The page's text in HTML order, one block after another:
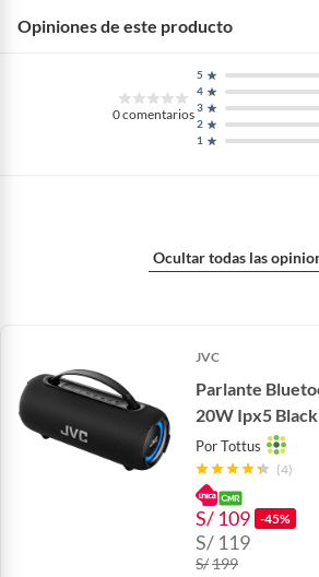
Opiniones de este producto
0comentarios
1
2
3
4
5
Ocultar todas las
JVC
Parlante
20W Ipx5 Black
PorTottus
(4)
S/ 109 -45%
S/ 119
S/199